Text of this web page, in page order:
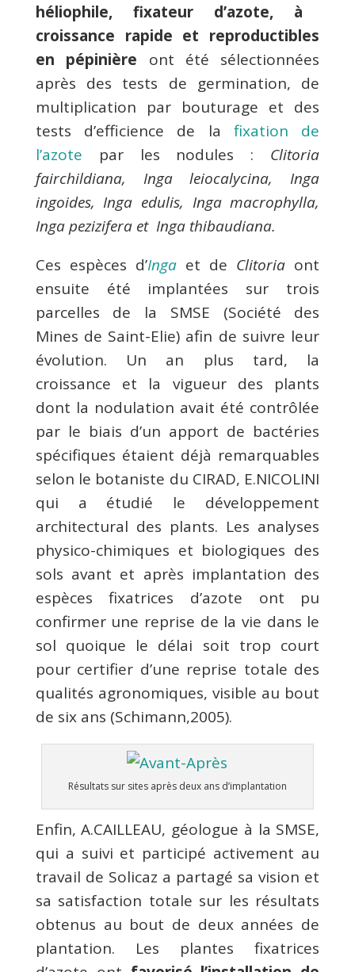
héliophile, fixateur d’azote, à
croissance rapide et reproductibles
en pépinière ont été sélectionnées
après des tests de germination, de
multiplication par bouturage et des
tests d’efficience de la fixation de
l’azote par les nodules : Clitoria
fairchildiana, Inga leiocalycina, Inga
ingoides, Inga edulis, Inga macrophylla,
Inga pezizifera et Inga thibaudiana.
Ces espèces d’Inga et de Clitoria ont
ensuite été implantées sur trois
parcelles de la SMSE (Société des
Mines de Saint-Elie) afin de suivre leur
évolution. Un an plus tard, la
croissance et la vigueur des plants
dont la nodulation avait été contrôlée
par le biais d’un apport de bactéries
spécifiques étaient déjà remarquables
selon le botaniste du CIRAD, E.NICOLINI
qui a étudié le développement
architectural des plants. Les analyses
physico-chimiques et biologiques des
sols avant et après implantation des
espèces fixatrices d’azote ont pu
confirmer une reprise de la vie dans le
sol quoique le délai soit trop court
pour certifier d’une reprise totale des
qualités agronomiques, visible au bout
de six ans (Schimann,2005).
Résultats sur sites après deux ans d’implantation
Enfin, A.CAILLEAU, géologue à la SMSE,
qui a suivi et participé activement au
travail de Solicaz a partagé sa vision et
sa satisfaction totale sur les résultats
obtenus au bout de deux années de
plantation. Les plantes fixatrices